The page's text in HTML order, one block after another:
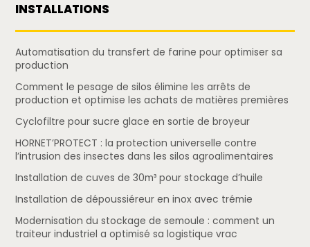
INSTALLATIONS
Automatisation du transfert de farine pour optimiser sa
production
Comment le pesage de silos élimine les arrêts de
production et optimise les achats de matières premières
Cyclofiltre pour sucre glace en sortie de broyeur
HORNET’PROTECT : la protection universelle contre
l’intrusion des insectes dans les silos agroalimentaires
Installation de cuves de 30m³ pour stockage d’huile
Installation de dépoussiéreur en inox avec trémie
Modernisation du stockage de semoule : comment un
traiteur industriel a optimisé sa logistique vrac